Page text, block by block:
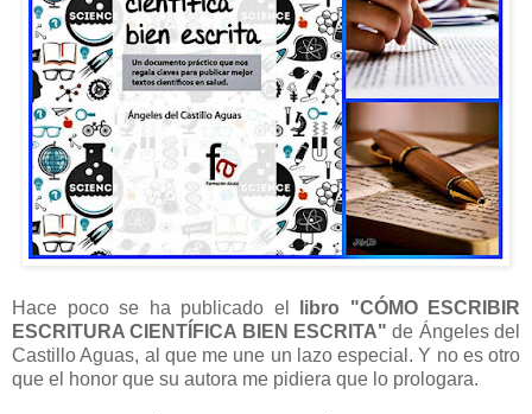
Hace poco se ha publicado el
libro "CÓMO ESCRIBIR
ESCRITURA CIENTÍFICA BIEN ESCRITA" de Ángeles del
Castillo Aguas, al que me une un lazo especial. Y no es otro
que el honor que su autora me pidiera que lo prologara.